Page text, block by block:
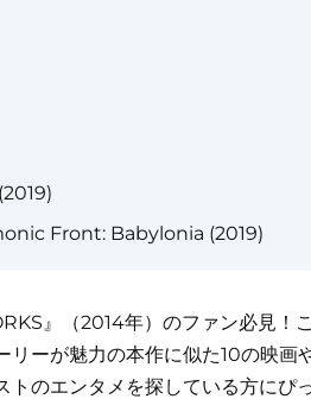
Front: Babylonia (2019)
』（2014年）のファン必見！
ーが魅力の本作に似た10の映画
のエンタメを探している方にぴ